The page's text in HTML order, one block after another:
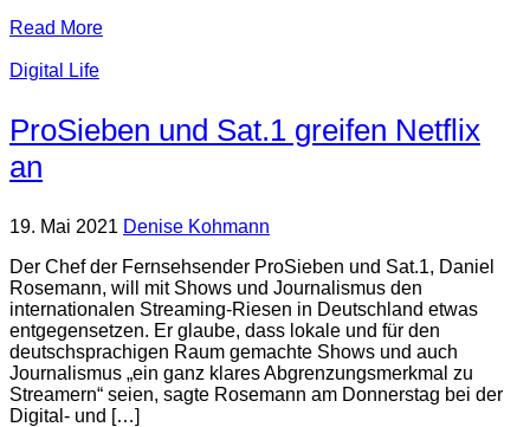
Read More
Digital Life
ProSieben und Sat.1 greifen Netflix
an
19. Mai 2021 Denise Kohmann
Der Chef der Fernsehsender ProSieben und Sat.1, Daniel
Rosemann, will mit Shows und Journalismus den
internationalen Streaming-Riesen in Deutschland etwas
entgegensetzen. Er glaube, dass lokale und für den
deutschsprachigen Raum gemachte Shows und auch
Journalismus „ein ganz klares Abgrenzungsmerkmal zu
Streamern“ seien, sagte Rosemann am Donnerstag bei der
Digital- und […]